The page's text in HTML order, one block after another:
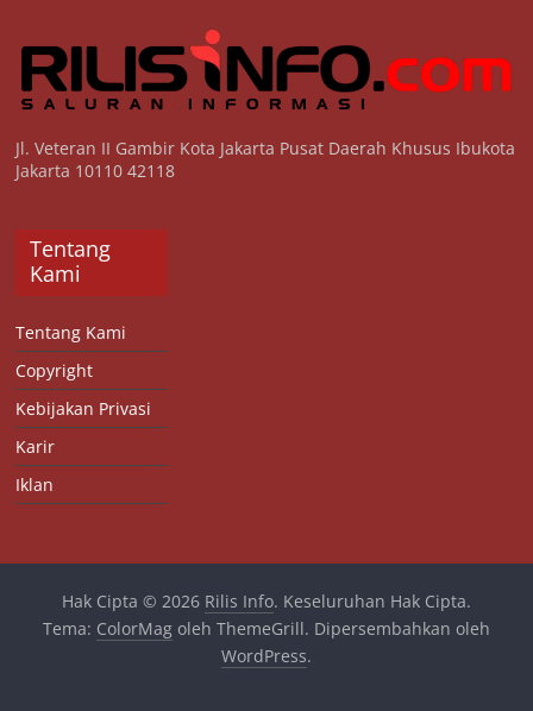
Jl. Veteran II Gambir Kota Jakarta Pusat Daerah Khusus Ibukota
Jakarta 10110 42118
Tentang
Kami
Tentang Kami
Copyright
Kebijakan Privasi
Karir
Iklan
Hak Cipta © 2026 Rilis Info. Keseluruhan Hak Cipta.
Tema: ColorMagoleh ThemeGrill. Dipersembahkan oleh
WordPress.